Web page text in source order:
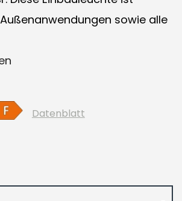
sowie alle
Datenblatt